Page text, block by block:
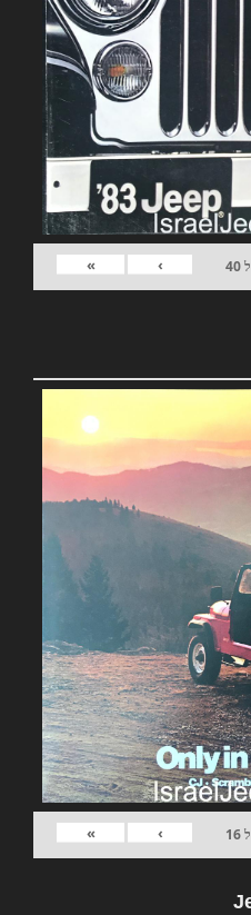
40
›
»
16
›
»